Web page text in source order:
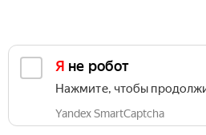
Я не робот
Нажмите, чтобы
Yandex SmartCaptcha